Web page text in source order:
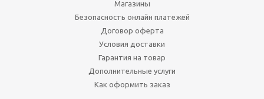
Магазины
Безопасность онлайн платежей
Договор оферта
Условия доставки
Гарантия на товар
Дополнительные услуги
Как оформить заказ